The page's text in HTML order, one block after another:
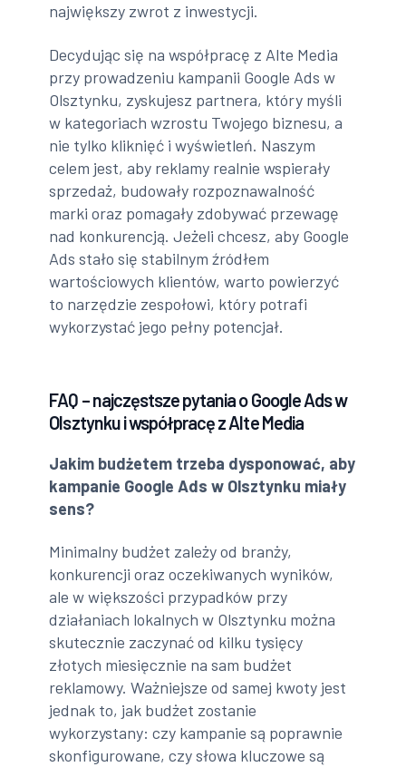
największy zwrot z inwestycji.
Decydując się na współpracę z Alte Media
przy prowadzeniu kampanii Google Ads w
Olsztynku, zyskujesz partnera, który myśli
w kategoriach wzrostu Twojego biznesu, a
nie tylko kliknięć i wyświetleń. Naszym
celem jest, aby reklamy realnie wspierały
sprzedaż, budowały rozpoznawalność
marki oraz pomagały zdobywać przewagę
nad konkurencją. Jeżeli chcesz, aby Google
Ads stało się stabilnym źródłem
wartościowych klientów, warto powierzyć
to narzędzie zespołowi, który potrafi
wykorzystać jego pełny potencjał.
FAQ – najczęstsze pytania o Google Ads w
Olsztynku i współpracę z Alte Media
Jakim budżetem trzeba dysponować, aby
kampanie Google Ads w Olsztynku miały
sens?
Minimalny budżet zależy od branży,
konkurencji oraz oczekiwanych wyników,
ale w większości przypadków przy
działaniach lokalnych w Olsztynku można
skutecznie zaczynać od kilku tysięcy
złotych miesięcznie na sam budżet
reklamowy. Ważniejsze od samej kwoty jest
jednak to, jak budżet zostanie
wykorzystany: czy kampanie są poprawnie
skonfigurowane, czy słowa kluczowe są